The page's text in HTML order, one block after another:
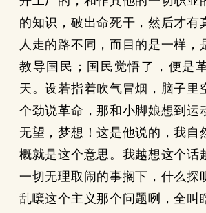
的知识，破出命死干，然后才有
人走的路不同，而目的是一样，
教导国民；国民觉悟了，便是
天。设若指着吹气冒烟，脑子里
个劲说革命，那和小脚娘想到运
无望，梦想！这是他说的，我自
概就是这个意思。我越想这个话
一切无理取闹的事搁下，什么探
乱嚷这个主义那个问题咧，全叫